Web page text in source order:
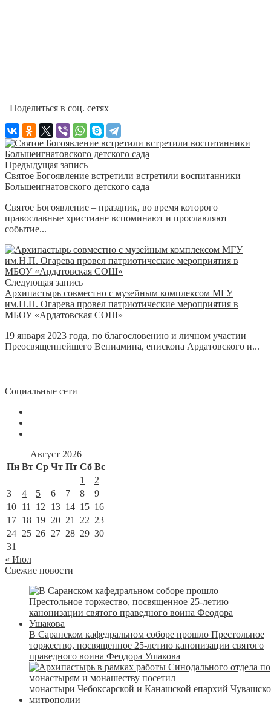
Поделиться в соц. сетях
Предыдущая запись
Святое Богоявление встретили встретили воспитанники
Большеигнатовского детского сада
Святое Богоявление – праздник, во время которого
православные христиане вспоминают и прославляют
событие...
Следующая запись
Архипастырь совместно с музейным комплексом МГУ
им.Н.П. Огарева провел патриотические мероприятия в
МБОУ «Ардатовская СОШ»
19 января 2023 года, по благословению и личном участии
Преосвященнейшего Вениамина, епископа Ардатовского и...
Социальные сети
Август 2026
Пн Вт Ср Чт Пт Сб Вс
1
2
3
4 5 6 7 8
9
10 11 12 13 14 15 16
17 18 19 20 21 22 23
24 25 26 27 28 29 30
31
« Июл
Свежие новости
В Саранском кафедральном соборе прошло Престольное
торжество, посвященное 25-летию канонизации святого
праведного воина Феодора Ушакова